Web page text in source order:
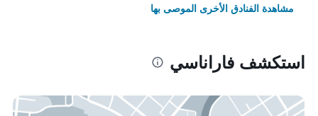
مشاهدة الفنادق الأخرى الموصى بها
استكشف فاراناسي